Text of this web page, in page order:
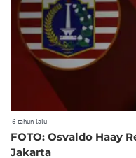
6 tahun lalu
FOTO: Osvaldo Haay
Jakarta